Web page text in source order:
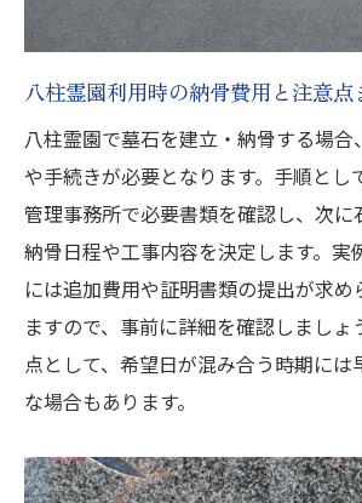
見積もり比較で費用の妥当
将来的なメンテナンス体制の
家族の希望を叶える墓石選
八柱霊園利用時の納骨費用と注意点
八柱霊園で墓石を建立・納骨する場合
や手続きが必要となります。手順とし
管理事務所で必要書類を確認し、次に
納骨日程や工事内容を決定します。実
には追加費用や証明書類の提出が求め
ますので、事前に詳細を確認しましょ
点として、希望日が混み合う時期には
な場合もあります。